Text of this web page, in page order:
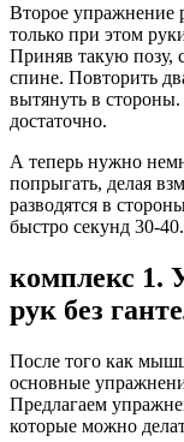
Второе упражнение
только при этом
Приняв такую позу,
спине. Повторить
вытянуть в
достаточно.
А теперь нужно
попрыгать, делая
разводятся в
быстро секунд 30-40.
комплекс 1.
рук без
После того как
основные
Предлагаем
которые можно